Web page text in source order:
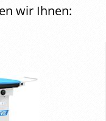
wir Ihnen: